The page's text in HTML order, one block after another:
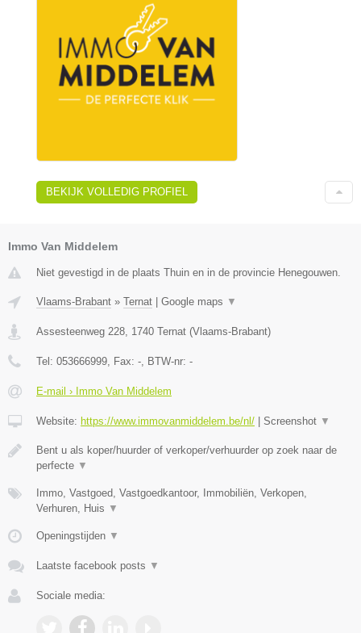
BEKIJK VOLLEDIG PROFIEL
Immo Van Middelem
Niet gevestigd in de plaats Thuin en in de provincie Henegouwen.
Vlaams-Brabant » Ternat Google maps ▼
Assesteenweg 228 1740 Ternat (Vlaams-Brabant)
Tel: 053666999 , Fax: - , BTW-nr: -
E-mail › Immo Van Middelem
Website: https://www.immovanmiddelem.be/nl/ Screenshot ▼
Bent u als koper/huurder of verkoper/verhuurder op zoek naar de
perfecte ▼
Immo, Vastgoed, Vastgoedkantoor, Immobiliën, Verkopen,
Verhuren, Huis ▼
Openingstijden ▼
Laatste facebook posts ▼
Sociale media: